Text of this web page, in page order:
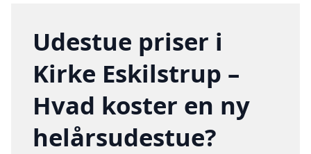
Udestue priser i
Kirke Eskilstrup –
Hvad koster en ny
helårsudestue?